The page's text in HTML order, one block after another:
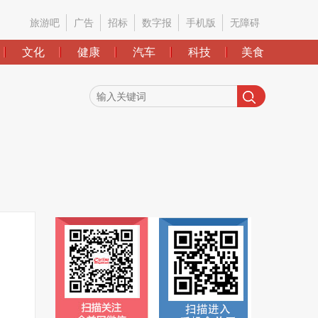
旅游吧 广告 招标 数字报 手机版 无障碍
文化 健康 汽车 科技 美食